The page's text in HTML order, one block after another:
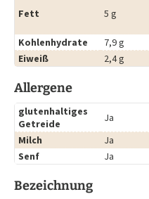
Fett 5 g
Kohlenhydrate 7,9 g
Eiweiß
2,4 g
Allergene
glutenhaltiges
Getreide
Ja
Milch
Ja
Senf
Ja
Bezeichnung